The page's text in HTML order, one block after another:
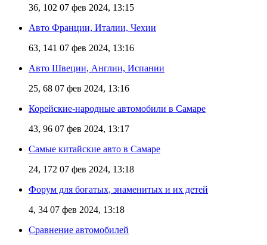
36, 102 07 фев 2024, 13:15
Авто Франции, Италии, Чехии
63, 141 07 фев 2024, 13:16
Авто Швеции, Англии, Испании
25, 68 07 фев 2024, 13:16
Корейские-народные автомобили в Самаре
43, 96 07 фев 2024, 13:17
Самые китайские авто в Самаре
24, 172 07 фев 2024, 13:18
Форум для богатых, знаменитых и их детей
4, 34 07 фев 2024, 13:18
Сравнение автомобилей